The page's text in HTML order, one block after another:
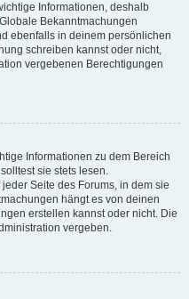
Informationen, deshalb
Bekanntmachungen
ebenfalls in deinem persönlichen
schreiben kannst oder nicht,
vergebenen Berechtigungen
Informationen zu dem Bereich
sie stets lesen.
Seite des Forums, in dem sie
hängt es von deinen
erstellen kannst oder nicht. Die
vergeben.